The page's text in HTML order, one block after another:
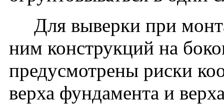
Для выверки при
ним конструкций на
предусмотрены риски
верха фундамента и